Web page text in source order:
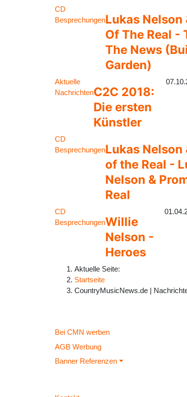
CD
BesprechungenLukas Nelson
Of The Real -
The News
Garden)
Aktuelle
NachrichtenC2C 2018:
Die ersten
Künstler
CD
BesprechungenLukas Nelson
of the Real -
Nelson &
Real
CD
BesprechungenWillie
Nelson -
Heroes
Aktuelle Seite:
Startseite
CountryMusicNews.de |
Bei CMN werben
AGB Werbung
Banner Referenzen